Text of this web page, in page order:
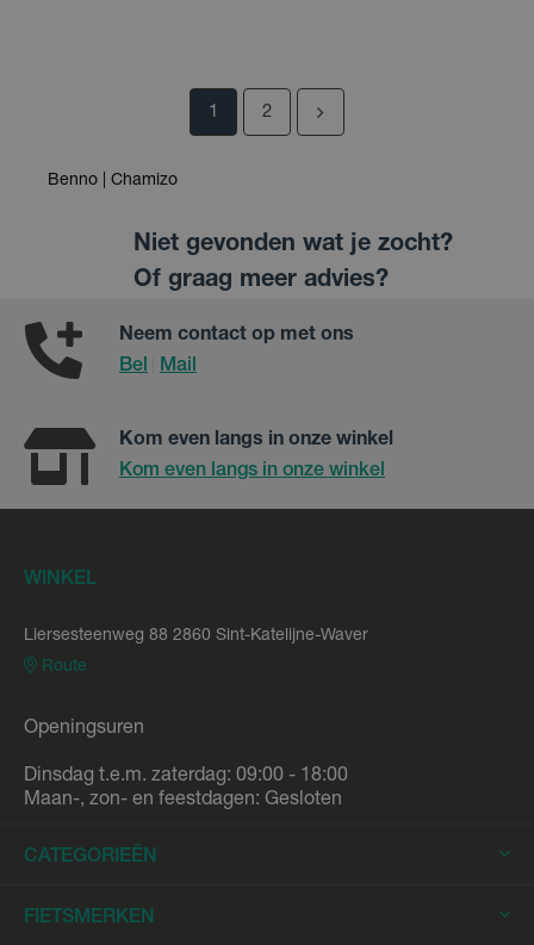
1 2
Benno | Chamizo
Niet gevonden wat je zocht?
Of graag meer advies?
Neem contact op met ons
Bel
Mail
Kom even langs in onze winkel
Kom even langs in onze winkel
WINKEL
Liersesteenweg 88 2860 Sint-Katelijne-Waver
Route
Openingsuren
Dinsdag t.e.m. zaterdag: 09:00 - 18:00
Maan-, zon- en feestdagen: Gesloten
CATEGORIEËN
Elektrische Fietsen
FIETSMERKEN